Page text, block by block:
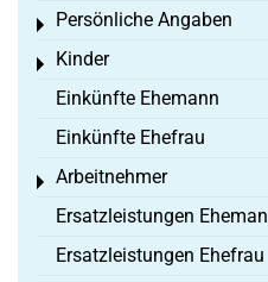
Persönliche Angaben
Toggle menu
Kinder
Toggle menu
Einkünfte Ehemann
Einkünfte Ehefrau
Arbeitnehmer
Toggle menu
Ersatzleistungen
Ersatzleistungen Ehefrau